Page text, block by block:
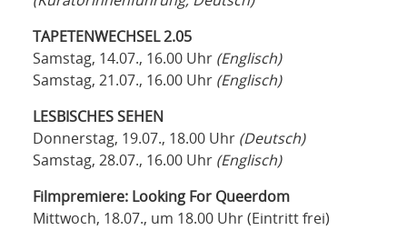
TAPETENWECHSEL 2.05
Samstag, 14.07., 16.00 Uhr (Englisch)
Samstag, 21.07., 16.00 Uhr (Englisch)
LESBISCHES SEHEN
Donnerstag, 19.07., 18.00 Uhr (Deutsch)
Samstag, 28.07., 16.00 Uhr (Englisch)
Filmpremiere: Looking For Queerdom
Mittwoch, 18.07., um 18.00 Uhr (Eintritt frei)